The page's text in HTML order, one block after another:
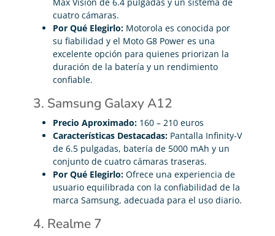
cuatro cámaras.
Por Qué Elegirlo: Motorola es conocida por
su fiabilidad y el Moto G8 Power es una
excelente opción para quienes priorizan la
duración de la batería y un rendimiento
confiable.
3. Samsung Galaxy A12
Precio Aproximado: 160 – 210 euros
Características Destacadas: Pantalla Infinity-V
de 6.5 pulgadas, batería de 5000 mAh y un
conjunto de cuatro cámaras traseras.
Por Qué Elegirlo: Ofrece una experiencia de
usuario equilibrada con la confiabilidad de la
marca Samsung, adecuada para el uso diario.
4. Realme 7